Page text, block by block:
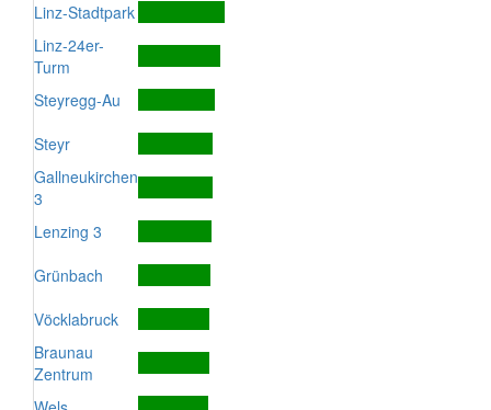
Linz-Stadtpark
Linz-24er-
Turm
Steyregg-Au
Steyr
Gallneukirchen
3
Lenzing 3
Grünbach
Vöcklabruck
Braunau
Zentrum